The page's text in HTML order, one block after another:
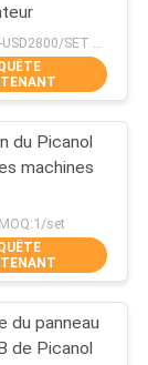
22
24
USD1500/SET-USD2800/SET MOQ:1/set
du Picanol
machines
set
du panneau
de Picanol